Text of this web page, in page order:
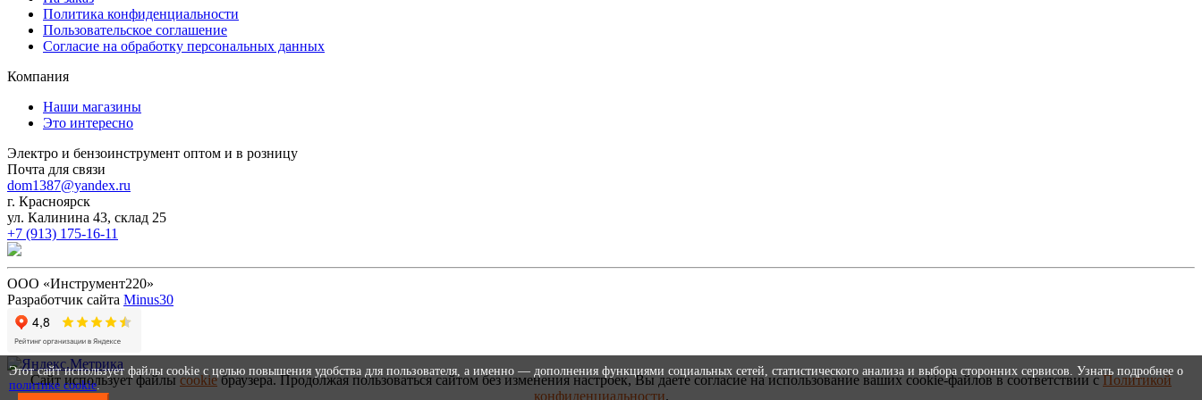
Этот сайт использует файлы cookie с целью повышения удобства для пользователя, а именно — дополнения функциями социальных сетей, статистического анализа и выбора сторонних сервисов. Узнать подробнее о
политике cookie.
Политика конфиденциальности
Пользовательское соглашение
Согласие на обработку персональных данных
Компания
Наши магазины
Это интересно
Электро и бензоинструмент оптом и в розницу
Почта для связи
dom1387@yandex.ru
г. Красноярск
ул. Калинина 43, склад 25
+7 (913) 175-16-11
ООО «Инструмент220»
Разработчик сайта Minus30
Сайт использует файлыcookieбраузера. Продолжая пользоваться сайтом без изменения настроек, Вы даете согласие на использование ваших cookie-файлов в соответствии сПолитикой
конфиденциальности.